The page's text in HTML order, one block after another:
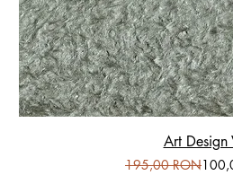
Art Design
Preț
195,00 RONPreț